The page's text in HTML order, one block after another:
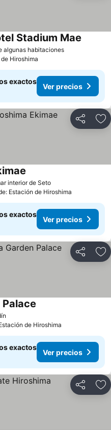
algunas habitacionesVer precios
Stadium Mae
Hiroshima
exactos
Ver precios
Compartir
interior de SetoVer precios
Estación de Hiroshima
exactos
Ver precios
Compartir
Palace
de Hiroshima
exactos
Ver precios
Compartir